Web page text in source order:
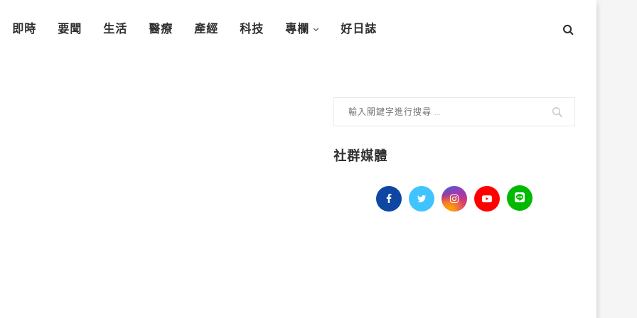
即時 要聞 生活 醫療 產經 科技 專欄 好日誌
社群媒體